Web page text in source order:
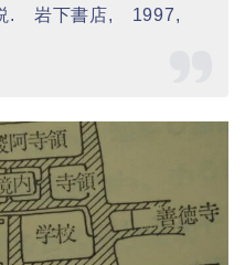
. 岩下書店, 1997,